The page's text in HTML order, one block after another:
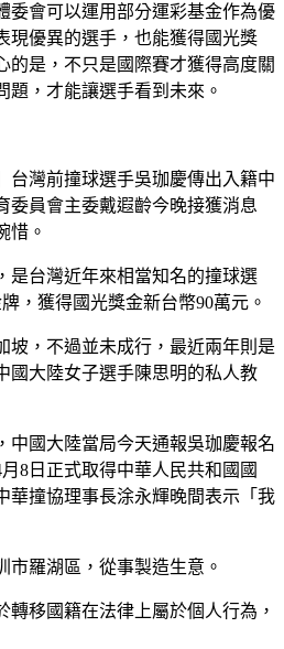
委會可以運用部分運彩基金作為優
現優異的選手，也能獲得國光獎
的是，不只是國際賽才獲得高度關
題，才能讓選手看到未來。
台灣前撞球選手吳珈慶傳出入籍中
委員會主委戴遐齡今晚接獲消息
惜。
是台灣近年來相當知名的撞球選
，獲得國光獎金新台幣90萬元。
坡，不過並未成行，最近兩年則是
國大陸女子選手陳思明的私人教
中國大陸當局今天通報吳珈慶報名
8日正式取得中華人民共和國國
華撞協理事長涂永輝晚間表示「我
市羅湖區，從事製造生意。
轉移國籍在法律上屬於個人行為，